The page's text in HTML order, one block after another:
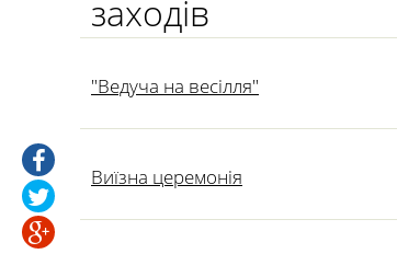
заходів
"Ведуча на весілля"
Виїзна церемонія